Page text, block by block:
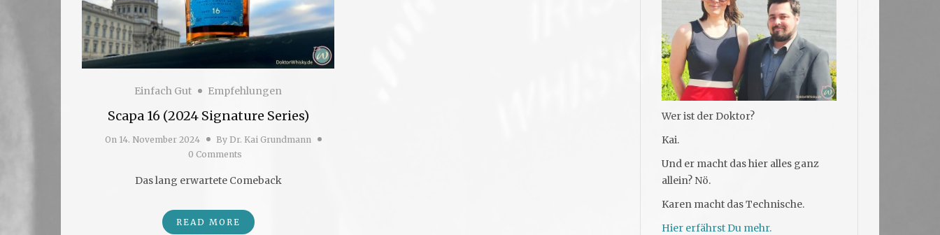
Einfach Gut Empfehlungen
Scapa 16 (2024 Signature Series)
On 14. November 2024 By Dr. Kai Grundmann
0 Comments
Das lang erwartete Comeback
READ MORE
Wer ist der Doktor?
Kai.
Und er macht das hier alles ganz
allein? Nö.
Karen macht das Technische.
Hier erfährst Du mehr.